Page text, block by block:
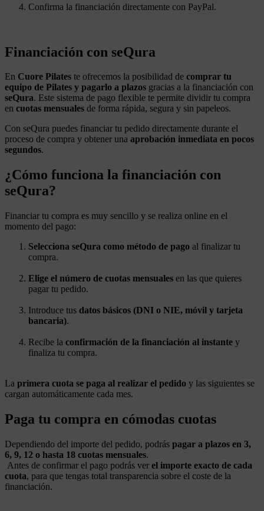
Confirma la financiación directamente con PayPal.
Financiación con seQura
En Cuore Pilates te ofrecemos la posibilidad de comprar tu
equipo de Pilates y pagarlo a plazos gracias a la financiación con
seQura. Este sistema de pago flexible te permite dividir tu compra
en cuotas mensuales de forma rápida, segura y sin papeleos.
Con seQura puedes financiar tu pedido directamente durante el
proceso de compra y obtener una aprobación inmediata en pocos
segundos.
¿Cómo funciona la financiación con
seQura?
Financiar tu compra es muy sencillo y se realiza online en el
momento del pago:
Selecciona seQura como método de pago al finalizar tu
compra.
Elige el número de cuotas mensuales en las que quieres
pagar tu pedido.
Introduce tus datos básicos (DNI o NIE, móvil y tarjeta
bancaria).
Recibe la confirmación de la financiación al instante y
finaliza tu compra.
La primera cuota se paga al realizar el pedido y las siguientes se
cargan automáticamente cada mes.
Paga tu compra en cómodas cuotas
Dependiendo del importe del pedido, podrás pagar a plazos en 3,
6, 9, 12 o hasta 18 cuotas mensuales.
Antes de confirmar el pago podrás ver el importe exacto de cada
cuota, para que tengas total transparencia sobre el coste de la
financiación.